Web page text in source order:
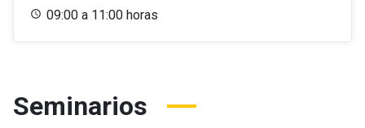
09:00 a 11:00 horas
Seminarios